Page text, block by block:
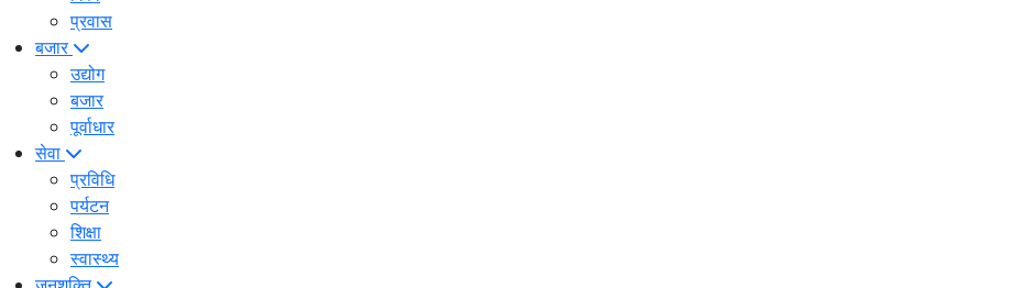
प्रवास
बजार
उद्योग
बजार
पूर्वाधार
सेवा
प्रविधि
पर्यटन
शिक्षा
स्वास्थ्य